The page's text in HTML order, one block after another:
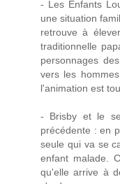
- Les Enfants
une situation
retrouve à
traditionnelle
personnages
vers les
l'animation est
- Brisby et le
précédente : en
seule qui va se
enfant malade.
qu'elle arrive à